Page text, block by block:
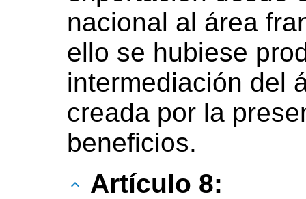
nacional al área
ello se hubiese
intermediación del
creada por la
beneficios.
Artículo 8: